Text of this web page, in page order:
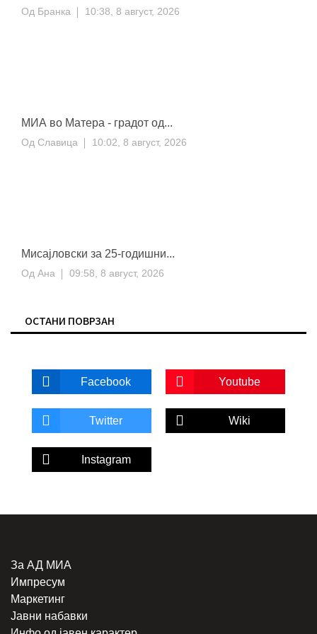
Од Бранка 10:38, 8 август, 2026
МИА во Матера - градот од...
Од Славица 10:02, 8 август, 2026
Мисајловски за 25-годишни...
Од Ана 09:58, 8 август, 2026
ОСТАНИ ПОВРЗАН
Facebook Youtube
Twitter Wiki
Instagram
За АД МИА
Импресум
Маркетинг
Јавни набавки